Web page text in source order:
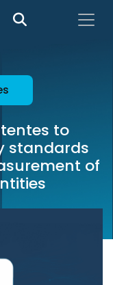
to
standards
of